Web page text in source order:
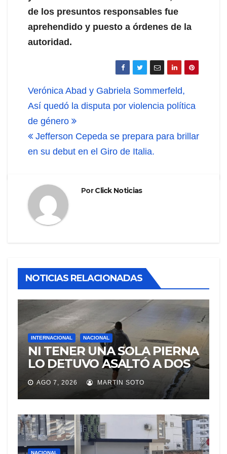
de los presuntos responsables fue
aprehendido y puesto a órdenes de la
autoridad.
Navegación
de
entradas
Verónica Abad y Gabriela Sommerfeld,
Así quedó la disputa por violencia política
de género
Jefferson Cepeda se prepara para brillar
en su debut en el Giro de Italia.
PorClick Noticias
NOTICIAS RELACIONADAS
INTERNACIONAL NACIONAL
NI TENER UNA SOLA PIERNA
LO DETUVO ASALTÓ A DOS
MUJERES Y HUYÓ
BRINCANDO.
AGO 7, 2026 MARTIN SOTO